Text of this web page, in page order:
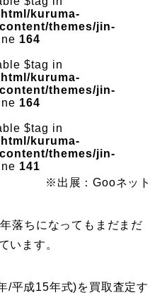
kuruma-
themes/jin-
164
$tag in
kuruma-
themes/jin-
164
$tag in
kuruma-
themes/jin-
141
※出展：Gooネット
落ちになってもまだまだ
います。
/平成15年式)を買取査定す